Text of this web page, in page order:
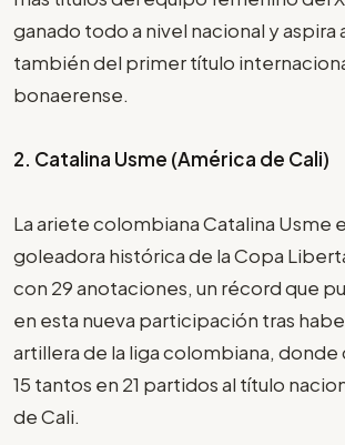
ganado todo a nivel nacional y aspira
también del primer título
bonaerense.
2. Catalina Usme (América de Cali)
La ariete colombiana Catalina Usme
goleadora histórica de la Copa
con 29 anotaciones, un récord que
en esta nueva participación tras
artillera de la liga colombiana,
15 tantos en 21 partidos al título
de Cali.